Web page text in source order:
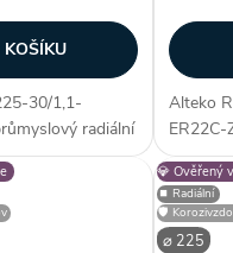
KOŠÍKU
30/1,1-
radiální
pohonem
profesionální
především
- díky...
Alteko
ER22C-
AC,
využití.
💎 Ověřený
⏹️ Radiální
🛡️
⌀ 225